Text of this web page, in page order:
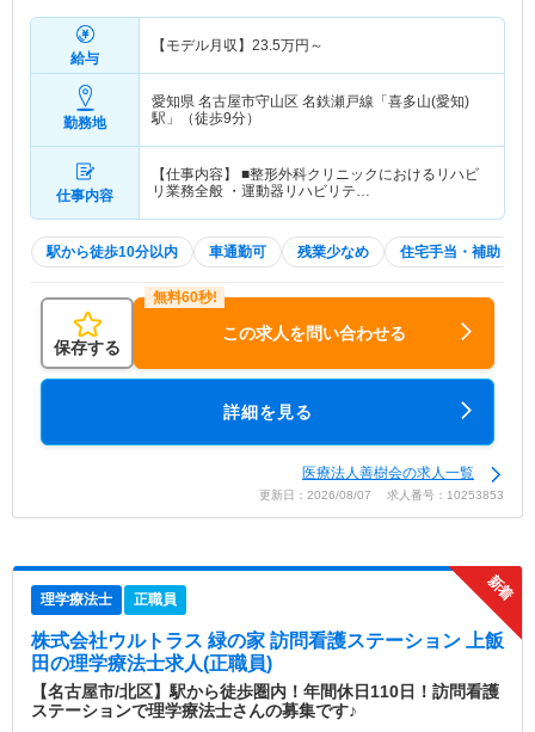
給与
【モデル月収】 23.5万円～
勤務地
愛知県 名古屋市守山区 名鉄瀬戸線「喜多山(愛知)
駅」（徒歩9分）
仕事内容
【仕事内容】 ■整形外科クリニックにおけるリハビ
リ業務全般 ・運動器リハビリテ…
駅から徒歩10分以内 車通勤可 残業少なめ 住宅手当・補助
保存する
この求人を問い合わせる
詳細を見る
医療法人善樹会の求人一覧
更新日：2026/08/07 求人番号：10253853
理学療法士 正職員
株式会社ウルトラス 緑の家 訪問看護ステーション 上飯
田の理学療法士求人(正職員)
【名古屋市/北区】駅から徒歩圏内！年間休日110日！訪問看護
ステーションで理学療法士さんの募集です♪